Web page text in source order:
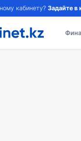
кабинету? Задайте в